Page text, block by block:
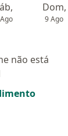
Dom,
9 Ago
não está